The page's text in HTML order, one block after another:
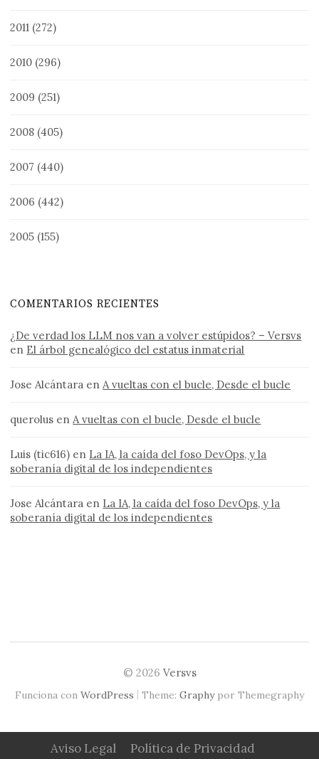
2011 (272)
2010 (296)
2009 (251)
2008 (405)
2007 (440)
2006 (442)
2005 (155)
COMENTARIOS RECIENTES
¿De verdad los LLM nos van a volver estúpidos? – Versvs
en El árbol genealógico del estatus inmaterial
Jose Alcántara en A vueltas con el bucle, Desde el bucle
querolus en A vueltas con el bucle, Desde el bucle
Luis (tic616) en La IA, la caída del foso DevOps, y la
soberanía digital de los independientes
Jose Alcántara en La IA, la caída del foso DevOps, y la
soberanía digital de los independientes
© 2026 Versvs
Funciona con WordPress | Theme: Graphypor Themegraphy
Aviso Legal Política de Privacidad